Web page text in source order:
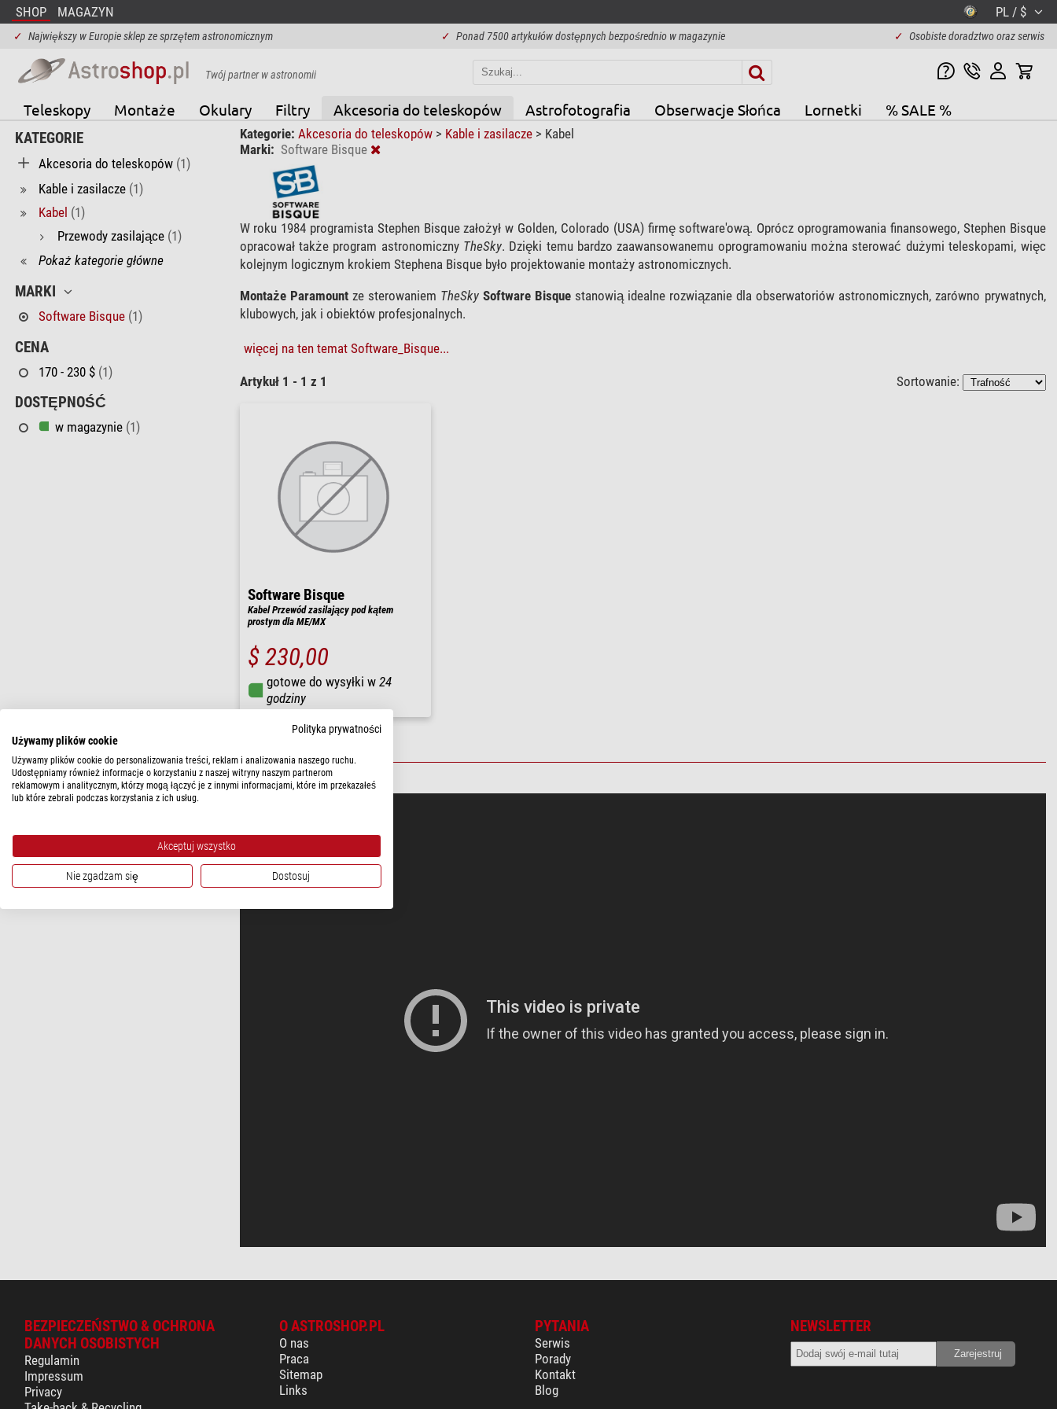
SHOP MAGAZYN PL / $
✓ Największy w Europie sklep ze sprzętem astronomicznym ✓ Ponad 7500 artykułów dostępnych bezpośrednio w magazynie ✓ Osobiste doradztwo oraz serwis
Twój partner w astronomii
Teleskopy Montaże Okulary Filtry Akcesoria do teleskopów Astrofotografia Obserwacje Słońca Lornetki % SALE %
KATEGORIE
Akcesoria do teleskopów (1)
Kable i zasilacze (1)
Kabel (1)
Przewody zasilające (1)
Pokaż kategorie główne
MARKI
Software Bisque (1)
CENA
170 - 230 $ (1)
DOSTĘPNOŚĆ
w magazynie (1)
Kategorie: Akcesoria do teleskopów > Kable i zasilacze > Kabel
Marki: Software Bisque
W roku 1984 programista Stephen Bisque założył w Golden, Colorado (USA) firmę software'ową. Oprócz oprogramowania finansowego, Stephen Bisque
opracował także program astronomiczny TheSky. Dzięki temu bardzo zaawansowanemu oprogramowaniu można sterować dużymi teleskopami, więc
kolejnym logicznym krokiem Stephena Bisque było projektowanie montaży astronomicznych.
Montaże Paramountze sterowaniem TheSky Software Bisquestanowią idealne rozwiązanie dla obserwatoriów astronomicznych, zarówno prywatnych,
klubowych, jak i obiektów profesjonalnych.
więcej na ten temat Software_Bisque...
Artykuł 1 - 1 z 1 Sortowanie:
Software Bisque
Kabel Przewód zasilający pod kątem
prostym dla ME/MX
$ 230,00
gotowe do wysyłki w 24
godziny
O FIRMIE
BEZPIECZEŃSTWO & OCHRONA
DANYCH OSOBISTYCH
Regulamin
Impressum
Privacy
O ASTROSHOP.PL
O nas
Praca
Sitemap
Links
PYTANIA
Serwis
Porady
Kontakt
Blog
NEWSLETTER
Polityka prywatności
Używamy plików cookie
Używamy plików cookie do personalizowania treści, reklam i analizowania naszego ruchu.
Udostępniamy również informacje o korzystaniu z naszej witryny naszym partnerom
reklamowym i analitycznym, którzy mogą łączyć je z innymi informacjami, które im przekazałeś
lub które zebrali podczas korzystania z ich usług.
Akceptuj wszystko
Nie zgadzam się Dostosuj